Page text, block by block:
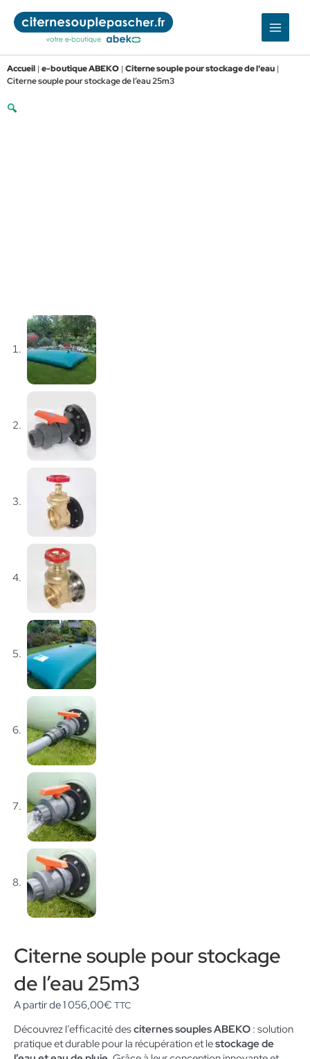
contenu
Accueil | e-boutique ABEKO | Citerne souple pour stockage de l'eau |
Citerne souple pour stockage de l’eau 25m3
🔍
Citerne souple pour stockage
de l’eau 25m3
A partir de1 056,00€ TTC
Découvrez l’efficacité desciternes souples ABEKO : solution
pratique et durable pour la récupération et lestockage de